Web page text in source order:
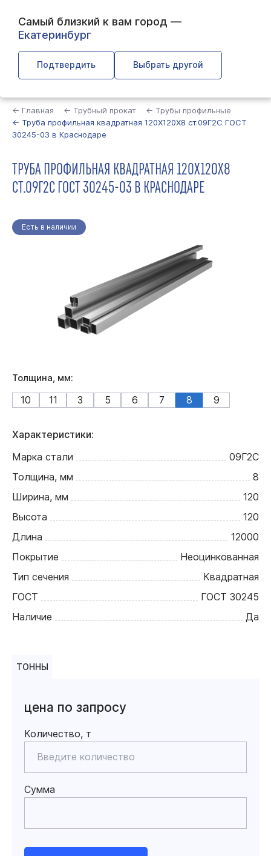
Самый близкий к вам город —
Екатеринбург
Подтвердить Выбрать другой
← Главная ← Трубный прокат
← Трубы профильные
← Труба профильная квадратная 120Х120Х8 ст.09Г2С ГОСТ
30245-03 в Краснодаре
ТРУБА ПРОФИЛЬНАЯ КВАДРАТНАЯ 120Х120Х8
СТ.09Г2С ГОСТ 30245-03 В КРАСНОДАРЕ
Есть в наличии
Толщина, мм:
10 11 3 5 6 7 8 9
Характеристики:
Марка стали
09Г2С
Толщина, мм
8
Ширина, мм
120
Высота
120
Длина
12000
Покрытие
Неоцинкованная
Тип сечения
Квадратная
ГОСТ
ГОСТ 30245
Наличие
Да
ТОННЫ
цена по запросу
Количество, т
Сумма